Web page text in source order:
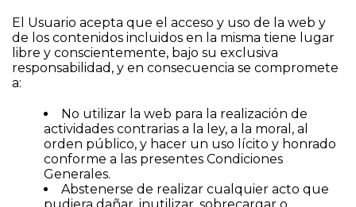
El Usuario acepta que el acceso y uso de la web y
de los contenidos incluidos en la misma tiene lugar
libre y conscientemente, bajo su exclusiva
responsabilidad, y en consecuencia se compromete
a:
No utilizar la web para la realización de
actividades contrarias a la ley, a la moral, al
orden público, y hacer un uso lícito y honrado
conforme a las presentes Condiciones
Generales.
Abstenerse de realizar cualquier acto que